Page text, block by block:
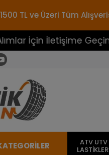
1500 TL ve Üzeri Tüm
İletişime Geçiniz :
ATV UTV